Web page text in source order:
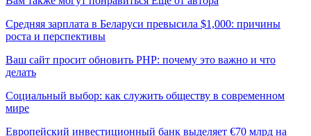
Средняя зарплата в Беларуси превысила $1,000: причины
роста и перспективы
Ваш сайт просит обновить PHP: почему это важно и что
делать
Социальный выбор: как служить обществу в современном
мире
Европейский инвестиционный банк выделяет €70 млрд на